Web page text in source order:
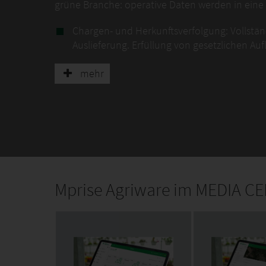
grüne Branche: operative Daten werden in
Chargen- und Herkunftsverfolgung:
Auslieferung. Erfüllung von gesetzlichen
Bestandsmanagement für lebende
Flächen- und Kapazitätsplanung:
Skalierbare Auftragsabwicklung:
Gartencentern sorgt für fehlerfreie
mehr
Mprise Agriware im MEDIA